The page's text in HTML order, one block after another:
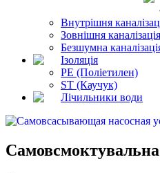
Внутрішня
Зовнішня
Безшумна
Ізоляція
PE (Поліетилен)
ST (Каучук)
Лічильники води